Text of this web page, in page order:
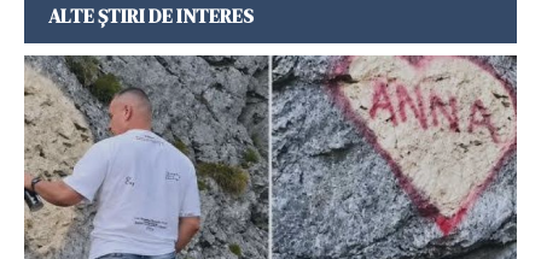
ALTE ȘTIRI DE INTERES